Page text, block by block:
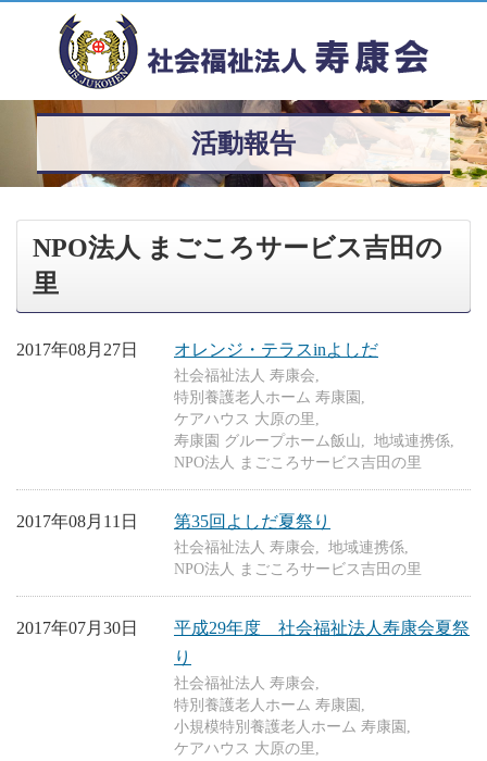
活動報告
NPO法人 まごころサービス吉田の
里
オレンジ・テラスinよしだ
2017年08月27日
社会福祉法人 寿康会
特別養護老人ホーム 寿康園
ケアハウス 大原の里
寿康園 グループホーム飯山
地域連携係
NPO法人 まごころサービス吉田の里
第35回よしだ夏祭り
2017年08月11日
社会福祉法人 寿康会
地域連携係
NPO法人 まごころサービス吉田の里
平成29年度 社会福祉法人寿康会夏祭
り
2017年07月30日
社会福祉法人 寿康会
特別養護老人ホーム 寿康園
小規模特別養護老人ホーム 寿康園
ケアハウス 大原の里